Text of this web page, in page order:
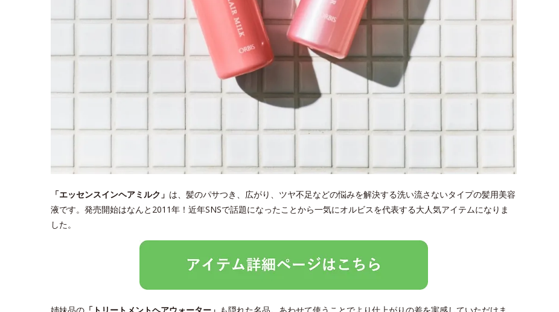
「エッセンスインヘアミルク」 は、髪のパサつき、広がり、ツヤ不足などの悩みを解決する洗い流さないタイプの髪用美容
液です。発売開始はなんと2011年！近年SNSで話題になったことから一気にオルビスを代表する大人気アイテムになりま
した。